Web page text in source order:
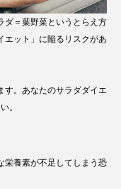
ダ＝葉野菜というとらえ方
エット」に陥るリスクがあ
す。あなたのサラダダイエ
。
栄養素が不足してしまう恐